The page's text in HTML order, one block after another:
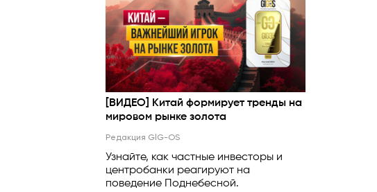
[ВИДЕО] Китай формирует тренды на
мировом рынке золота
Редакция GlG-OS
Узнайте, как частные инвесторы и
центробанки реагируют на
поведение Поднебесной.